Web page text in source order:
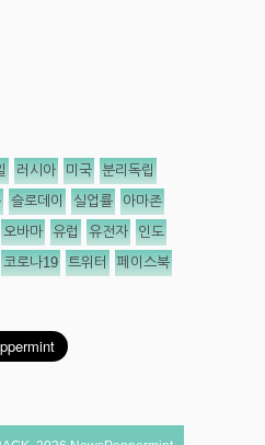
러시아 미국 분리독립
슬로데이 실업률 아마존
오바마 유럽 유전자 인도
코로나19 트위터 페이스북